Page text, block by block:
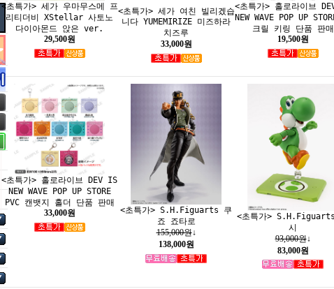
<초특가> 세가 우마무스메 프
리티더비 XStellar 사토노
다이아몬드 앉은 ver.
29,500원
<초특가> 세가 여친 빌리겠습
니다 YUMEMIRIZE 미즈하라
치즈루
33,000원
<초특가> 홀로라이브
NEW WAVE POP UP
크릴 키링 단품 판매
19,500원
<초특가> 홀로라이브 DEV IS
NEW WAVE POP UP STORE
PVC 캔뱃지 홀더 단품 판매
33,000원
<초특가> S.H.Figuarts 쿠
죠 죠타로
155,000원↓
138,000원
<초특가>
시
93,000원↓
83,000원